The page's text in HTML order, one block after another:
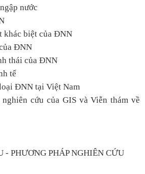
nước
khác biệt của ĐNN
ĐNN
thái của ĐNN
tế
ĐNN tại Việt Nam
cứu của GIS và Viễn thám về
- PHƯƠNG PHÁP NGHIÊN CỨU